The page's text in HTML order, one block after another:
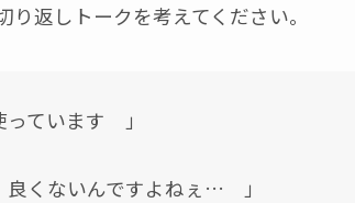
返しトークを考えてください。
ています 」
くないんですよねぇ… 」